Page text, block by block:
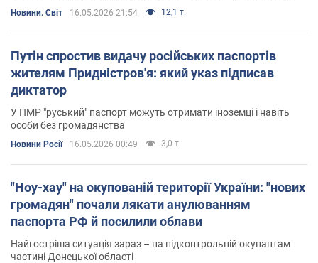
Новини. Світ 16.05.2026 21:54 12,1 т.
Путін спростив видачу російських паспортів
жителям Придністров'я: який указ підписав
диктатор
У ПМР "руський" паспорт можуть отримати іноземці і навіть
особи без громадянства
Новини Росії 16.05.2026 00:49 3,0 т.
"Ноу-хау" на окупованій території України: "нових
громадян" почали лякати анулюванням
паспорта РФ й посилили облави
Найгостріша ситуація зараз – на підконтрольній окупантам
частині Донецької області